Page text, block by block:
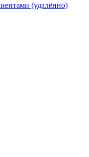
(удалённо)